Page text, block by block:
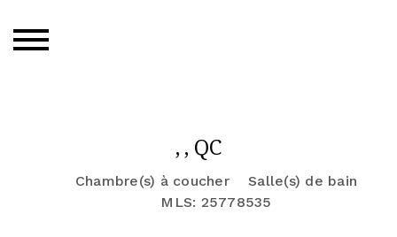
, , QC
Chambre(s) à coucher
Salle(s) de bain
MLS: 25778535